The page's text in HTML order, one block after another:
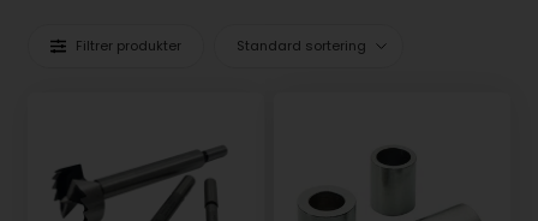
Filtrer produkter